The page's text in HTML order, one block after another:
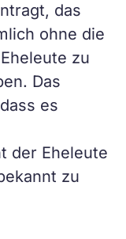
das
ohne die
zu
Das
es
der Eheleute
zu